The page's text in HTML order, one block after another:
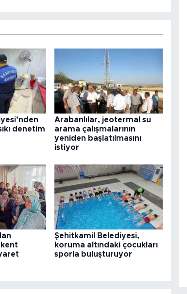
denetim
Arabanlılar, jeotermal su
arama çalışmalarının
yeniden başlatılmasını
istiyor
Şehitkamil Belediyesi,
koruma altındaki çocukları
sporla buluşturuyor